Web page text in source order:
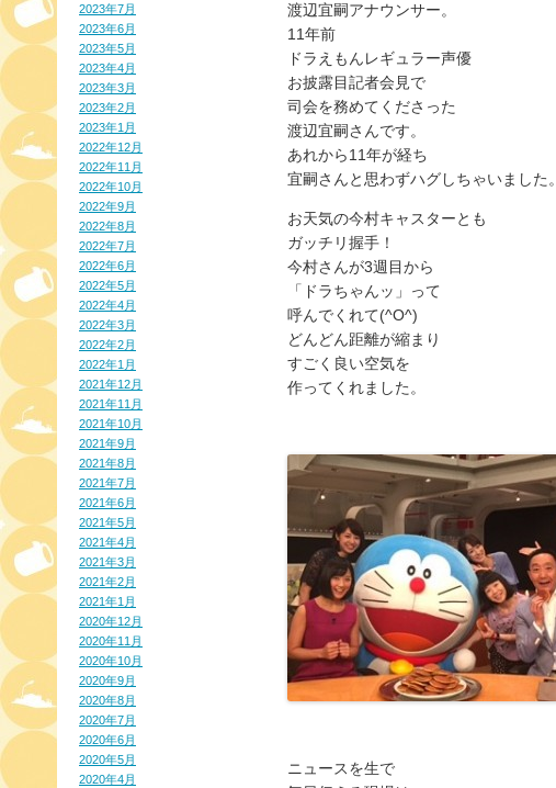
2023年7月
2023年6月
2023年5月
2023年4月
2023年3月
2023年2月
2023年1月
2022年12月
2022年11月
2022年10月
2022年9月
2022年8月
2022年7月
2022年6月
2022年5月
2022年4月
2022年3月
2022年2月
2022年1月
2021年12月
2021年11月
2021年10月
2021年9月
2021年8月
2021年7月
2021年6月
2021年5月
2021年4月
2021年3月
2021年2月
2021年1月
2020年12月
2020年11月
2020年10月
2020年9月
2020年8月
2020年7月
2020年6月
2020年5月
2020年4月
渡辺宜嗣アナウンサー。
11年前
ドラえもんレギュラー声優
お披露目記者会見で
司会を務めてくださった
渡辺宜嗣さんです。
あれから11年が経ち
宜嗣さんと思わずハグしちゃいました。
お天気の今村キャスターとも
ガッチリ握手！
今村さんが3週目から
「ドラちゃんッ」って
呼んでくれて(^O^)
どんどん距離が縮まり
すごく良い空気を
作ってくれました。
ニュースを生で